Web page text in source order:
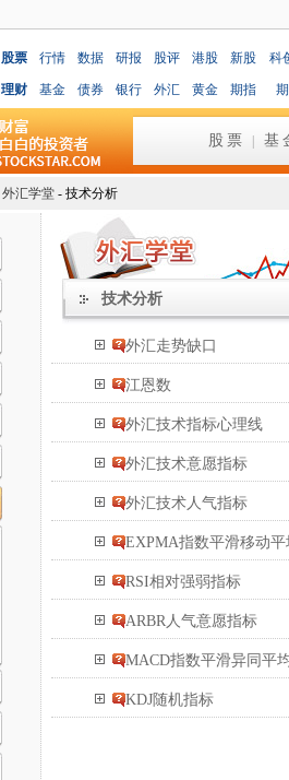
股票 行情 数据 研报 股评 港股 新股 科
理财 基金 债券 银行 外汇 黄金 期指
股票 |基
外汇学堂 - 技术分析
技术分析
外汇走势缺口
江恩数
外汇技术指标心理线
外汇技术意愿指标
外汇技术人气指标
EXPMA指数平滑移动平
RSI相对强弱指标
ARBR人气意愿指标
MACD指数平滑异同平
KDJ随机指标